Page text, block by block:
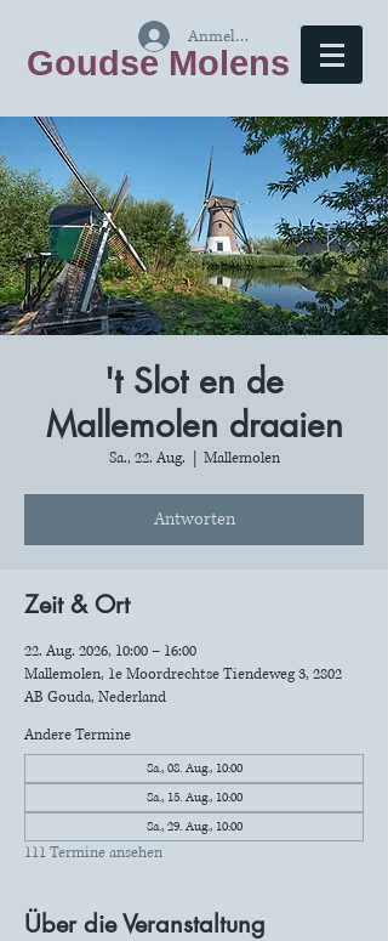
Goudse Molens
Anmelden
't Slot en de
Mallemolen draaien
Sa., 22. Aug. Mallemolen
Antworten
Zeit & Ort
22. Aug. 2026, 10:00 – 16:00
Mallemolen, 1e Moordrechtse Tiendeweg 3, 2802
AB Gouda, Nederland
Andere Termine
Sa., 08. Aug., 10:00
Sa., 15. Aug., 10:00
Sa., 29. Aug., 10:00
111 Termine ansehen
Über die Veranstaltung